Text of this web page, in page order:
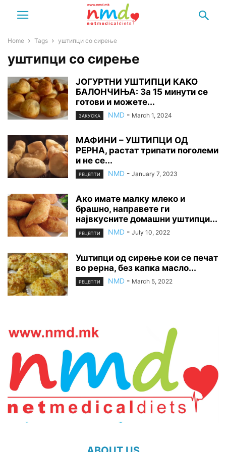
Home Tags уштипци со сирење
уштипци со сирење
ЈОГУРТНИ УШТИПЦИ КАКО
БАЛОНЧИЊА: За 15 минути се
готови и можете...
ЗАКУСКА NMD - March 1, 2024
МАФИНИ – УШТИПЦИ ОД
РЕРНА, растат трипати поголеми
и не се...
РЕЦЕПТИ NMD - January 7, 2023
Ако имате малку млеко и
брашно, направете ги
највкусните домашни уштипци...
РЕЦЕПТИ NMD - July 10, 2022
Уштипци од сирење кои се печат
во рерна, без капка масло...
РЕЦЕПТИ NMD - March 5, 2022